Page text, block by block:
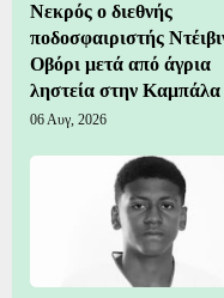
Νεκρός ο διεθνής
ποδοσφαιριστής
Οβόρι μετά από άγρια
ληστεία στην Καμπάλα
06 Αυγ, 2026